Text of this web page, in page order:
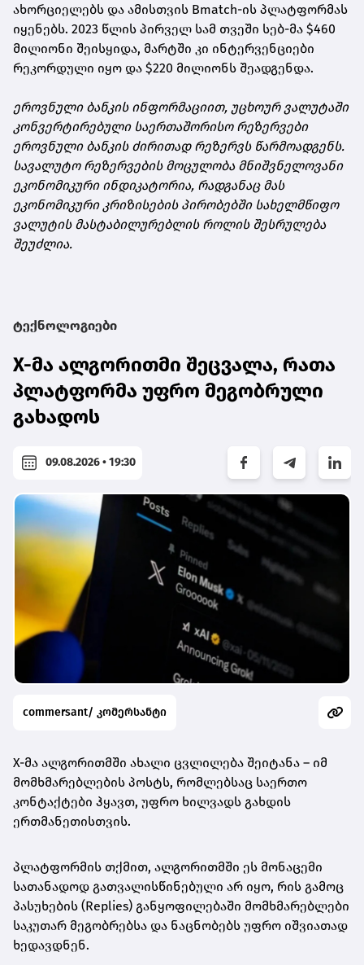
ახორციელებს და ამისთვის Bmatch-ის პლატფორმას
იყენებს. 2023 წლის პირველ სამ თვეში სებ-მა $460
მილიონი შეისყიდა, მარტში კი ინტერვენციები
რეკორდული იყო და $220 მილიონს შეადგენდა.
ეროვნული ბანკის ინფორმაციით, უცხოურ ვალუტაში
კონვერტირებული საერთაშორისო რეზერვები
ეროვნული ბანკის ძირითად რეზერვს წარმოადგენს.
სავალუტო რეზერვების მოცულობა მნიშვნელოვანი
ეკონომიკური ინდიკატორია, რადგანაც მას
ეკონომიკური კრიზისების პირობებში სახელმწიფო
ვალუტის მასტაბილურებლის როლის შესრულება
შეუძლია.
ტექნოლოგიები
X-მა ალგორითმი შეცვალა, რათა
პლატფორმა უფრო მეგობრული
გახადოს
09.08.2026 • 19:30
commersant/ კომერსანტი
X-მა ალგორითმში ახალი ცვლილება შეიტანა – იმ
მომხმარებლების პოსტს, რომლებსაც საერთო
კონტაქტები ჰყავთ, უფრო ხილვადს გახდის
ერთმანეთისთვის.
პლატფორმის თქმით, ალგორითმში ეს მონაცემი
სათანადოდ გათვალისწინებული არ იყო, რის გამოც
პასუხების (Replies) განყოფილებაში მომხმარებლები
საკუთარ მეგობრებსა და ნაცნობებს უფრო იშვიათად
ხედავდნენ.